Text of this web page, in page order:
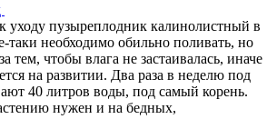
уходу пузыреплодник калинолистный в
таки необходимо обильно поливать, но
тем, чтобы влага не застаивалась, иначе
на развитии. Два раза в неделю под
40 литров воды, под самый корень.
нужен и на бедных,